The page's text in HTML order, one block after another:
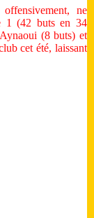
ne
1 (42 buts en 34
(8 buts) et
cet été, laissant